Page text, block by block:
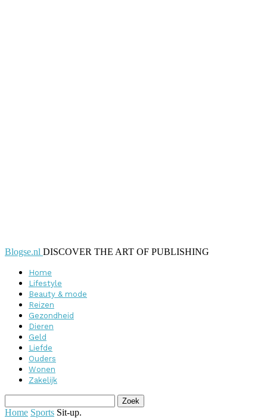
Blogse.nl DISCOVER THE ART OF PUBLISHING
Home
Lifestyle
Beauty & mode
Reizen
Gezondheid
Dieren
Geld
Liefde
Ouders
Wonen
Zakelijk
Home Sports Sit-up.